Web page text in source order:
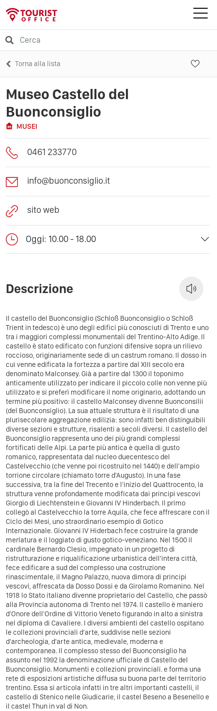
Torna alla lista
Museo Castello del
Buonconsiglio
MUSEI
0461 233770
info@buonconsiglio.it
sito web
Oggi: 10.00 - 18.00
Descrizione
Il castello del Buonconsiglio (Schloß Buonconsiglio o Schloß
Trient in tedesco) è uno degli edifici più conosciuti di Trento e uno
tra i maggiori complessi monumentali del Trentino-Alto Adige. Il
castello è stato edificato con funzioni difensive sopra un rilievo
roccioso, originariamente sede di un castrum romano. Il dosso in
cui venne edificata la fortezza a partire dal XIII secolo era
denominato Malconsey. Già a partire dal 1300 il toponimo
anticamente utilizzato per indicare il piccolo colle non venne più
utilizzato e si preferì modificare il nome originario, adottando un
termine più positivo: il castello Malconsey divenne Buonconsilii
(del Buonconsiglio). La sua attuale struttura è il risultato di una
plurisecolare aggregazione edilizia: sono infatti ben distinguibili
diverse sezioni e strutture, risalenti a secoli diversi. Il castello del
Buonconsiglio rappresenta uno dei più grandi complessi
fortificati delle Alpi. La parte più antica è quella di gusto
romanico, rappresentata dal nucleo duecentesco del
Castelvecchio (che venne poi ricostruito nel 1440) e dell'ampio
torrione circolare (chiamato torre d'Augusto). In una fase
successiva, tra la fine del Trecento e l'inizio del Quattrocento, la
struttura venne profondamente modificata dai principi vescovi
Giorgio di Liechtenstein e Giovanni IV Hinderbach. Il primo
collegò al Castelvecchio la torre Aquila, che fece affrescare con il
Ciclo dei Mesi, uno straordinario esempio di Gotico
Internazionale. Giovanni IV Hiderbach fece costruire la grande
merlatura e il loggiato di gusto gotico-veneziano. Nel 1500 il
cardinale Bernardo Clesio, impegnato in un progetto di
ristrutturazione e riqualificazione urbanistica dell'intera città,
fece edificare a sud del complesso una costruzione
rinascimentale, il Magno Palazzo, nuova dimora di principi
vescovi, affrescata da Dosso Dossi e da Girolamo Romanino. Nel
1918 lo Stato italiano divenne proprietario del Castello, che passò
alla Provincia autonoma di Trento nel 1974. Il castello è maniero
d'Onore dell'Ordine di Vittorio Veneto figurando in alto a sinistra
nel diploma di Cavaliere. I diversi ambienti del castello ospitano
le collezioni provinciali d'arte, suddivise nelle sezioni
d'archeologia, d'arte antica, medievale, moderna e
contemporanea. Il complesso stesso del Buonconsiglio ha
assunto nel 1992 la denominazione ufficiale di Castello del
Buonconsiglio. Monumenti e collezioni provinciali. e forma una
rete di esposizioni artistiche diffusa su buona parte del territorio
trentino. Essa si articola infatti in tre altri importanti castelli, il
castello di Stenico nelle Giudicarie, il castel Beseno a Besenello e
il castel Thun in val di Non.